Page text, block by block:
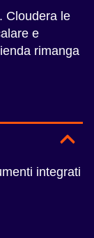
Cloudera le
e
rimanga
integrati